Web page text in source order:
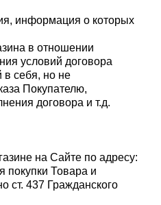
информация о которых
в отношении
условий договора
себя, но не
Покупателю,
договора и т.д.
на Сайте по адресу:
покупки Товара и
ст. 437 Гражданского